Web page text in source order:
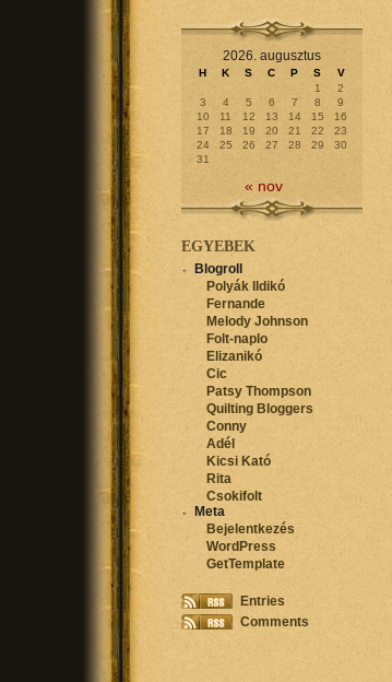
2026. augusztus
H K S C P S
V
1
2
3
4 5 6 7 8
9
10
11 12 13 14 15
16
17
18 19 20 21 22
23
24
25 26 27 28 29
30
31
« nov
EGYEBEK
Blogroll
Polyák Ildikó
Fernande
Melody Johnson
Folt-naplo
Elizanikó
Cic
Patsy Thompson
Quilting Bloggers
Conny
Adél
Kicsi Kató
Rita
Csokifolt
Meta
Bejelentkezés
WordPress
GetTemplate
Entries
Comments